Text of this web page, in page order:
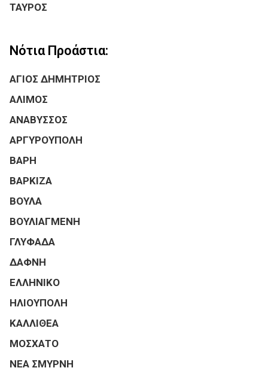
ΤΑΥΡΟΣ
Νότια Προάστια:
ΑΓΙΟΣ ΔΗΜΗΤΡΙΟΣ
ΑΛΙΜΟΣ
ΑΝΑΒΥΣΣΟΣ
ΑΡΓΥΡΟΥΠΟΛΗ
ΒΑΡΗ
ΒΑΡΚΙΖΑ
ΒΟΥΛΑ
ΒΟΥΛΙΑΓΜΕΝΗ
ΓΛΥΦΑΔΑ
ΔΑΦΝΗ
ΕΛΛΗΝΙΚΟ
ΗΛΙΟΥΠΟΛΗ
ΚΑΛΛΙΘΕΑ
ΜΟΣΧΑΤΟ
ΝΕΑ ΣΜΥΡΝΗ